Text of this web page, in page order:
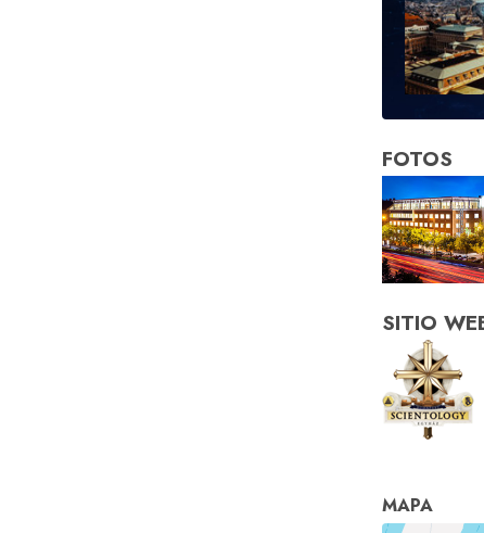
FOTOS
SITIO
MAPA